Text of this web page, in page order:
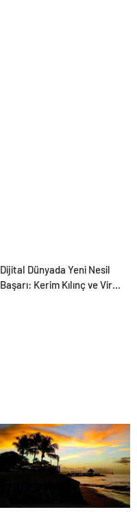
Dijital Dünyada Yeni Nesil
Başarı: Kerim Kılınç ve Viral